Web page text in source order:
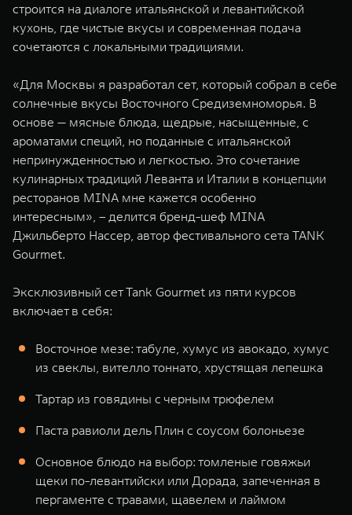
WEY 80
от 6 449 000 ₽ от 8 099
строится на диалоге итальянской и левантийской
кухонь, где чистые вкусы и современная подача
сочетаются с локальными традициями.
«Для Москвы я разработал сет, который собрал в себе
солнечные вкусы Восточного Средиземноморья. В
основе — мясные блюда, щедрые, насыщенные, с
ароматами специй, но поданные с итальянской
непринужденностью и легкостью. Это сочетание
кулинарных традиций Леванта и Италии в концепции
ресторанов MINA мне кажется особенно
интересным», – делится бренд-шеф MINA
Джильберто Нассер, автор фестивального сета TANK
Gourmet.
Эксклюзивный сет Tank Gourmet из пяти курсов
включает в себя:
Восточное мезе: табуле, хумус из авокадо, хумус
из свеклы, вителло тоннато, хрустящая лепешка
Тартар из говядины с черным трюфелем
Паста равиоли дель Плин с соусом болоньезе
Основное блюдо на выбор: томленые говяжьи
щеки по-левантийски или Дорада, запеченная в
пергаменте с травами, щавелем и лаймом